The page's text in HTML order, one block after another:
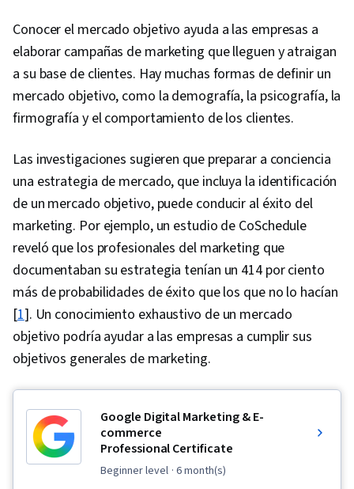
Conocer el mercado objetivo ayuda a las empresas a
elaborar campañas de marketing que lleguen y atraigan
a su base de clientes. Hay muchas formas de definir un
mercado objetivo, como la demografía, la psicografía, la
firmografía y el comportamiento de los clientes.
Las investigaciones sugieren que preparar a conciencia
una estrategia de mercado, que incluya la identificación
de un mercado objetivo, puede conducir al éxito del
marketing. Por ejemplo, un estudio de CoSchedule
reveló que los profesionales del marketing que
documentaban su estrategia tenían un 414 por ciento
más de probabilidades de éxito que los que no lo hacían
[1]. Un conocimiento exhaustivo de un mercado
objetivo podría ayudar a las empresas a cumplir sus
objetivos generales de marketing.
Google Digital Marketing & E-
commerce
Professional Certificate
beginner level · 6 month(s)